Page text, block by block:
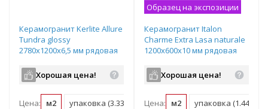
Керамогранит Kerlite Allure
Tundra glossy
2780х1200х6,5 мм рядовая
Хорошая цена!
Цена: м2 упаковка (3.336 м2) поддон (60.04 м2)
Образец на экспозиции
Керамогранит Italon
Charme Extra Lasa naturale
1200х600х10 мм рядовая
Хорошая цена!
Цена: м2 упаковка (1.44 м2)